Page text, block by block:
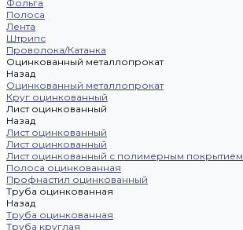
Фольга
Полоса
Лента
Штрипс
Проволока/Катанка
Оцинкованный металлопрокат
Назад
Оцинкованный металлопрокат
Круг оцинкованный
Лист оцинкованный
Назад
Лист оцинкованный
Лист оцинкованный
Лист оцинкованный с полимерным покрытием
Полоса оцинкованная
Профнастил оцинкованный
Труба оцинкованная
Назад
Труба оцинкованная
Труба круглая